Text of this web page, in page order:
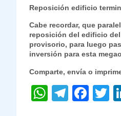
Reposición edificio
Cabe recordar, que
reposición del edificio
provisorio, para luego
inversión para esta
Comparte, envía o
W
T
F
T